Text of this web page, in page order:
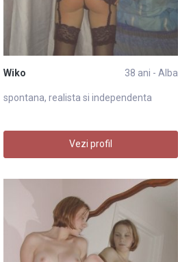
Wiko 38 ani - Alba
spontana, realista si independenta
Vezi profil